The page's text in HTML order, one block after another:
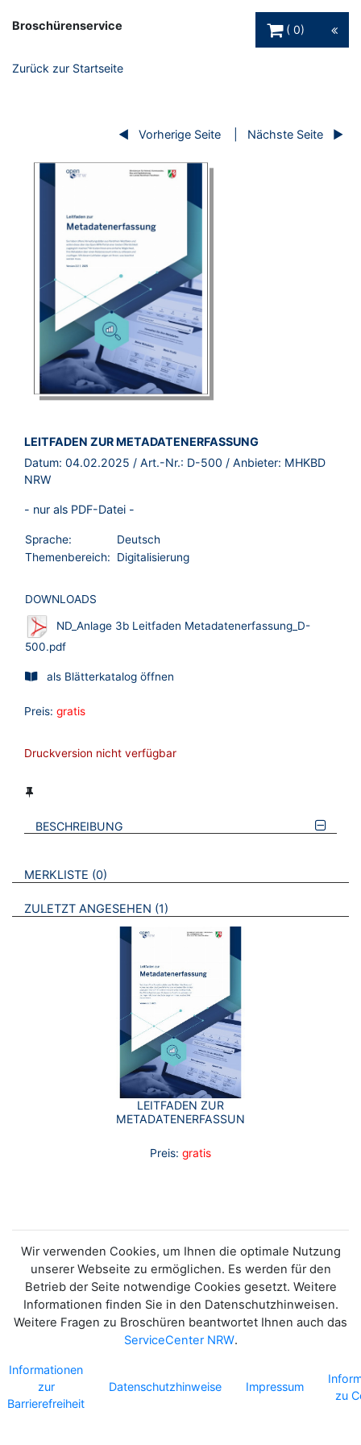
Broschürenservice
0
Zurück zur Startseite
Vorherige Seite Nächste Seite
BROSCHÜRE:
LEITFADEN ZUR METADATENERFASSUNG
Datum: 04.02.2025 / Art.-Nr.: D-500 / Anbieter: MHKBD
NRW
- nur als PDF-Datei -
Sprache:
Deutsch
Themenbereich:
Digitalisierung
DOWNLOADS
ND_Anlage 3b Leitfaden Metadatenerfassung_D-
500.pdf
als Blätterkatalog öffnen
Preis: gratis
Druckversion nicht verfügbar
BESCHREIBUNG
VERWEISE AUF VERMERKTE- ODER ZULETZT ANGESEHENE
MERKLISTE 0 BROSCHÜREN
ZULETZT ANGESEHEN 1 BROSCHÜREN
LEITFADEN ZUR
METADATENERFASSUNG
Preis: gratis
Wir verwenden Cookies, um Ihnen die optimale Nutzung
unserer Webseite zu ermöglichen. Es werden für den
Betrieb der Seite notwendige Cookies gesetzt. Weitere
Informationen finden Sie in den Datenschutzhinweisen.
Weitere Fragen zu Broschüren beantwortet Ihnen auch das
ServiceCenter NRW.
Informationen
zur
Barrierefreiheit
Datenschutzhinweise Impressum
zu